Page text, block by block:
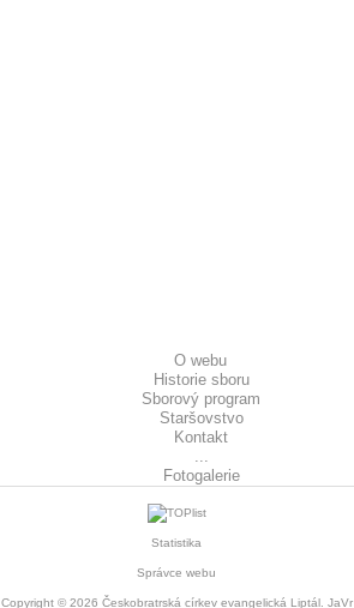
O webu
Historie sboru
Sborový program
Staršovstvo
Kontakt
Fotogalerie
Statistika
Správce webu
Copyright © 2026 Českobratrská církev evangelická Liptál. JaVr